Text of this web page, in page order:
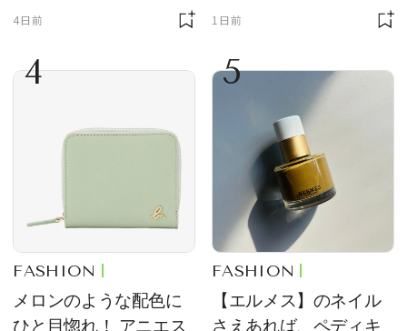
ーチ「はとっこ」を限
4日前
まで！ ｜今週の人気記
1日前
4
FASHION
メロンのような配色に
ひと目惚れ！ アニエス
5
FASHION
【エルメス】のネイル
さえあれば、ペディキ